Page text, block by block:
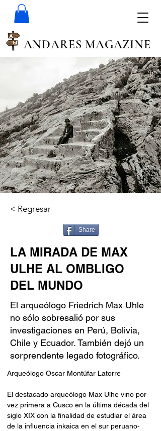
ANDARES MAGAZINE
< Regresar
Share
LA MIRADA DE MAX
ULHE AL OMBLIGO
DEL MUNDO
El arqueólogo Friedrich Max Uhle
no sólo sobresalió por sus
investigaciones en Perú, Bolivia,
Chile y Ecuador. También dejó un
sorprendente legado fotográfico.
Arqueólogo Oscar Montúfar Latorre
El destacado arqueólogo Max Ulhe vino por
vez primera a Cusco en la última década del
siglo XIX con la finalidad de estudiar el área
de la influencia inkaica en el sur peruano-